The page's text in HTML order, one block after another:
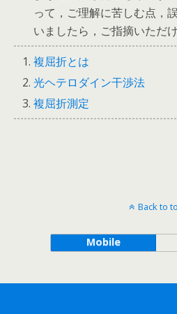
って，ご理解に苦しむ点，
いましたら，ご指摘いただ
複屈折とは
光ヘテロダイン干渉法
複屈折測定
Back to
Mobile